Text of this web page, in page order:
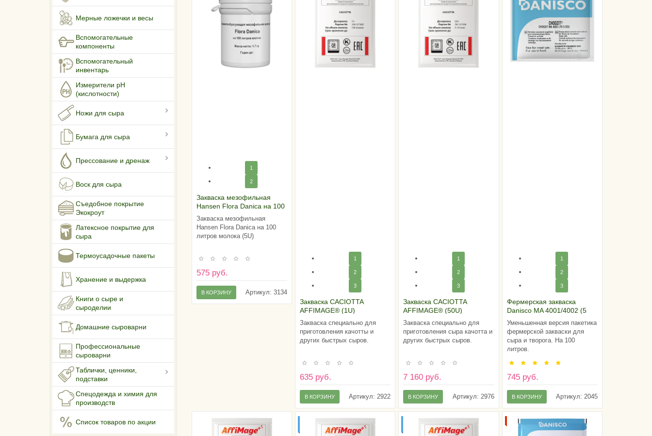
Мерные ложечки и весы
Вспомогательные
компоненты
Вспомогательный
инвентарь
Измерители pH
(кислотности)
Ножи для сыра
Бумага для сыра
Прессование и дренаж
Воск для сыра
Съедобное покрытие
Экокроут
Латексное покрытие для
сыра
Термоусадочные пакеты
Хранение и выдержка
Книги о сыре и
сыроделии
Домашние сыроварни
Профессиональные
сыроварни
Таблички, ценники,
подставки
Спецодежда и химия для
производств
Список товаров по акции
1
2
Закваска мезофильная
Hansen Flora Danica на 100
литров молока (5U)
Закваска мезофильная
Hansen Flora Danica на 100
литров молока (5U)
575 руб.
Артикул: 3134
В КОРЗИНУ
1
2
3
Закваска CACIOTTA
AFFIMAGE® (1U)
Закваска специально для
приготовления качотты и
других быстрых сыров.
635 руб.
Артикул: 2922
В КОРЗИНУ
1
2
3
Закваска CACIOTTA
AFFIMAGE® (50U)
Закваска специально для
приготовления сыра качотта и
других быстрых сыров.
7 160 руб.
Артикул: 2976
В КОРЗИНУ
1
2
3
Фермерская закваска
Danisco MA 4001/4002 (5
DCU)
Уменьшенная версия пакетика
фермерской закваски для
сыра и творога. На 100
литров.
745 руб.
Артикул: 2045
В КОРЗИНУ
МОЛОКА
МОЛОКА
ХИТ!